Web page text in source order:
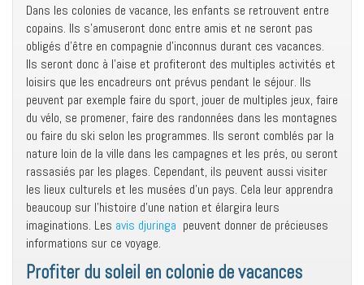
Dans les colonies de vacance, les enfants se retrouvent entre
copains. Ils s’amuseront donc entre amis et ne seront pas
obligés d’être en compagnie d’inconnus durant ces vacances.
Ils seront donc à l’aise et profiteront des multiples activités et
loisirs que les encadreurs ont prévus pendant le séjour. Ils
peuvent par exemple faire du sport, jouer de multiples jeux, faire
du vélo, se promener, faire des randonnées dans les montagnes
ou faire du ski selon les programmes. Ils seront comblés par la
nature loin de la ville dans les campagnes et les prés, ou seront
rassasiés par les plages. Cependant, ils peuvent aussi visiter
les lieux culturels et les musées d’un pays. Cela leur apprendra
beaucoup sur l’histoire d’une nation et élargira leurs
imaginations. Les avis djuringa peuvent donner de précieuses
informations sur ce voyage.
Profiter du soleil en colonie de vacances